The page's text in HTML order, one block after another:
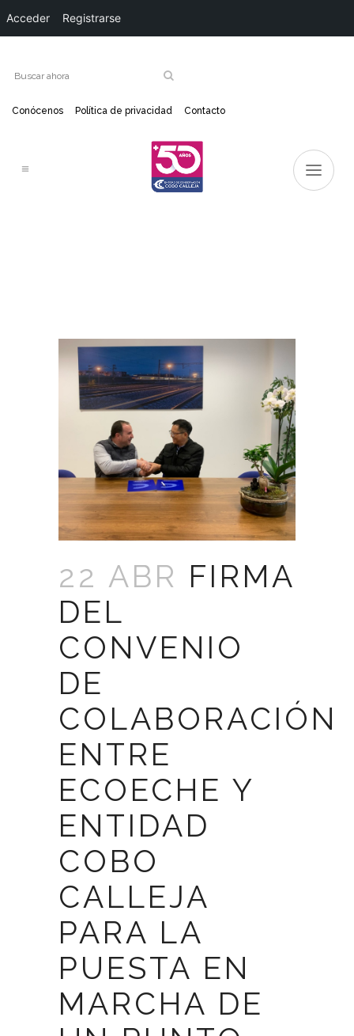
Acceder Registrarse
Conócenos Política de privacidad Contacto
22 ABR FIRMA
DEL
CONVENIO
DE
COLABORACIÓN
ENTRE
ECOECHE Y
ENTIDAD
COBO
CALLEJA
PARA LA
PUESTA EN
MARCHA DE